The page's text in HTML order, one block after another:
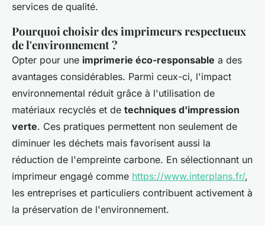
services de qualité.
Pourquoi choisir des imprimeurs respectueux
de l'environnement ?
Opter pour une imprimerie éco-responsable a des
avantages considérables. Parmi ceux-ci, l'impact
environnemental réduit grâce à l'utilisation de
matériaux recyclés et de techniques d'impression
verte. Ces pratiques permettent non seulement de
diminuer les déchets mais favorisent aussi la
réduction de l'empreinte carbone. En sélectionnant un
imprimeur engagé comme https://www.interplans.fr/,
les entreprises et particuliers contribuent activement à
la préservation de l'environnement.